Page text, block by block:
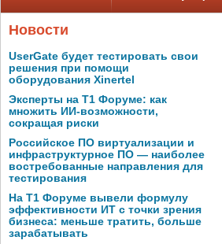
Новости
UserGate будет тестировать свои
решения при помощи
оборудования Xinertel
Эксперты на Т1 Форуме: как
множить ИИ-возможности,
сокращая риски
Российское ПО виртуализации и
инфраструктурное ПО — наиболее
востребованные направления для
тестирования
На Т1 Форуме вывели формулу
эффективности ИТ с точки зрения
бизнеса: меньше тратить, больше
зарабатывать